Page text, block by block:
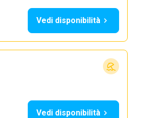
Vedi disponibilità
Vedi disponibilità